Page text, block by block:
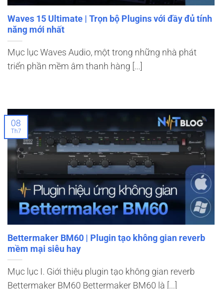
Waves 15 Ultimate | Trọn bộ Plugins với đầy đủ tính
năng mới nhất
Mục lục Waves Audio, một trong những nhà phát
triển phần mềm âm thanh hàng [...]
Bettermaker BM60 | Plugin tạo không gian reverb
mềm mại siêu hay
Mục lục I. Giới thiệu plugin tạo không gian reverb
Bettermaker BM60 Bettermaker BM60 là [...]
08
Th7